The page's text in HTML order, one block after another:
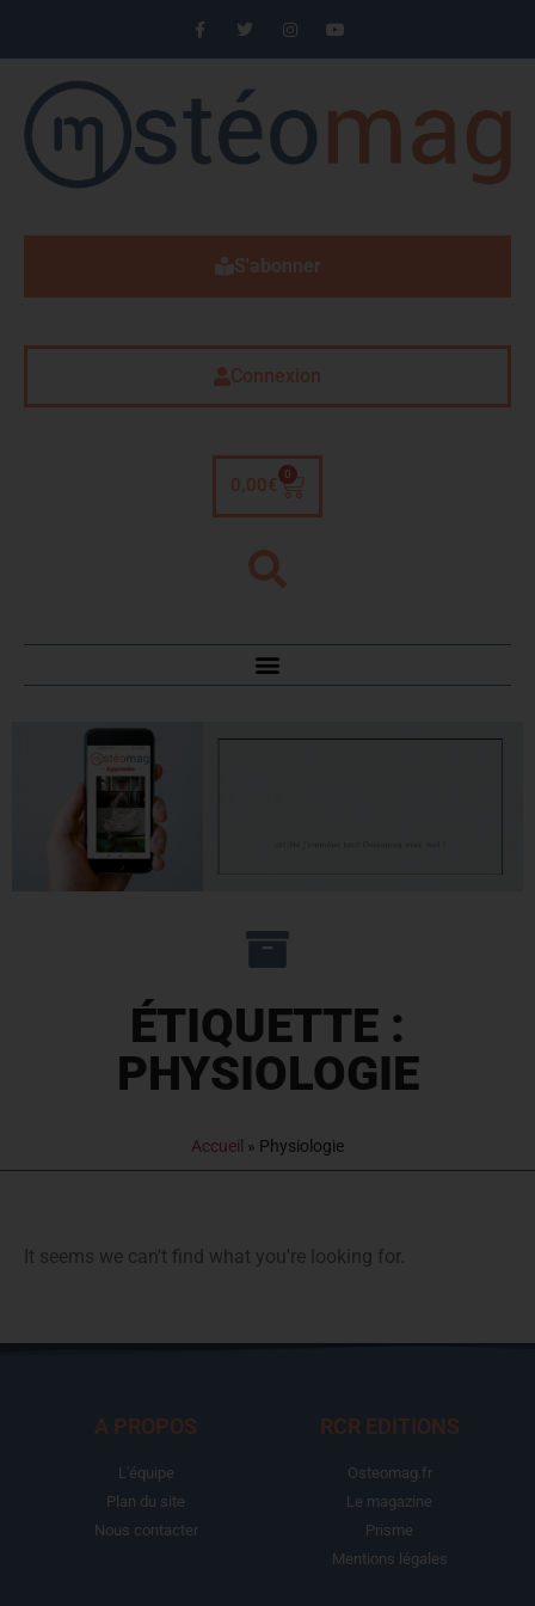
S'abonner
Connexion
0,00 €
0
ÉTIQUETTE :
PHYSIOLOGIE
Accueil » Physiologie
It seems we can't find what you're looking for.
A PROPOS
L'équipe
Plan du site
Nous contacter
RCR EDITIONS
Osteomag.fr
Le magazine
Prisme
Mentions légales